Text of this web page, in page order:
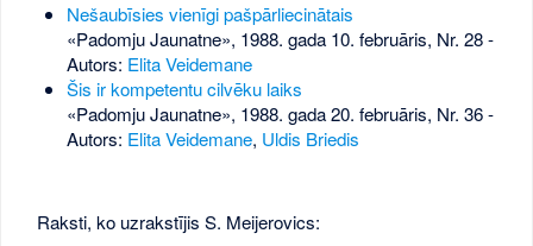
Nešaubīsies vienīgi pašpārliecinātais
«Padomju Jaunatne», 1988. gada 10. februāris, Nr. 28-
Autors: Elita Veidemane
Šis ir kompetentu cilvēku laiks
«Padomju Jaunatne», 1988. gada 20. februāris, Nr. 36-
Autors: Elita Veidemane, Uldis Briedis
Raksti, ko uzrakstījis S. Meijerovics: